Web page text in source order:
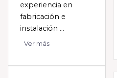
experiencia en
fabricación e
instalación ...
Ver más